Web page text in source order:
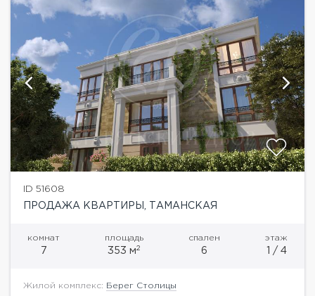
ID 51608
ПРОДАЖА КВАРТИРЫ, ТАМАНСКАЯ
комнат
7
площадь
353 м2
спален
6
этаж
1 / 4
Жилой комплекс: Берег Столицы